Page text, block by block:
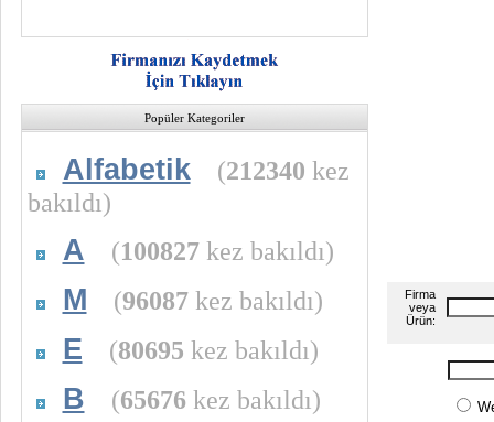
Popüler Kategoriler
Alfabetik (212340 kez
bakıldı)
A (100827kez bakıldı)
M (96087kez bakıldı)
E (80695 kez bakıldı)
B (65676 kez bakıldı)
Firma
veya
Ürün: